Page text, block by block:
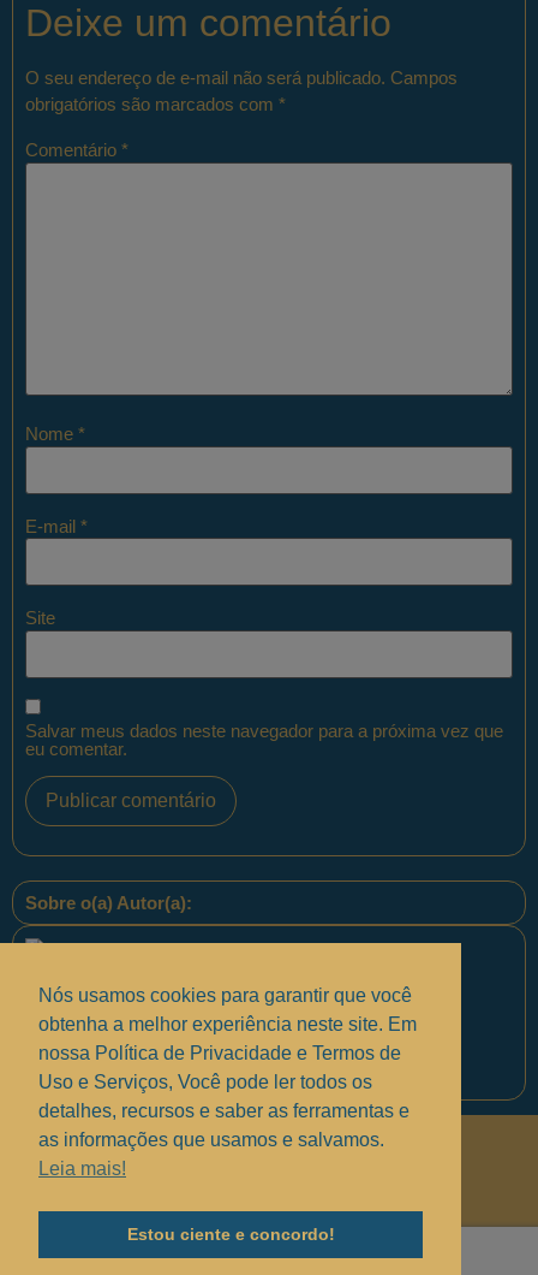
Deixe um comentário
O seu endereço de e-mail não será publicado. Campos
obrigatórios são marcados com *
Comentário *
Nome *
E-mail *
Site
Salvar meus dados neste navegador para a próxima vez que
eu comentar.
Sobre o(a) Autor(a):
Equipe PontoPM
Políticas de Privacidade.
Solucionando suas dúvidas
Nós usamos cookies para garantir que você
obtenha a melhor experiência neste site. Em
nossa Política de Privacidade e Termos de
Uso e Serviços, Você pode ler todos os
detalhes, recursos e saber as ferramentas e
as informações que usamos e salvamos.
Leia mais!
Estou ciente e concordo!